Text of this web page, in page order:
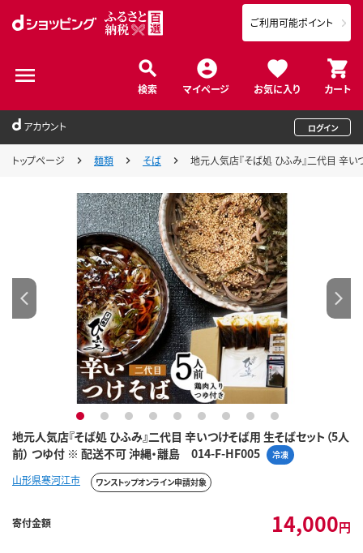
検索 マイページ お気に入り カート
ご利用可能ポイント
アカウント ログイン
トップページ 麺類 そば 地元人気店『そば処 ひふみ』二代目 辛
地元人気店『そば処 ひふみ』二代目 辛いつけそば用 生そばセット（5人
前） つゆ付 ※ 配送不可 沖縄・離島 014-F-HF005
冷凍
1 2 3 4 5 6 7 8 9
山形県寒河江市 ワンストップオンライン申請対象
寄付金額 14,000円